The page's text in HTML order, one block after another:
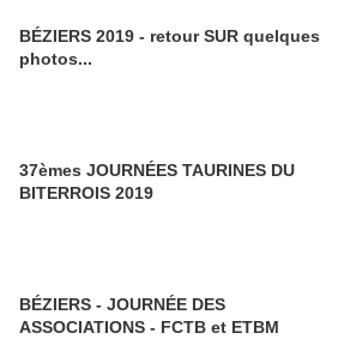
BÉZIERS 2019 - retour SUR quelques
photos...
37èmes JOURNÉES TAURINES DU
BITERROIS 2019
BÉZIERS - JOURNÉE DES
ASSOCIATIONS - FCTB et ETBM